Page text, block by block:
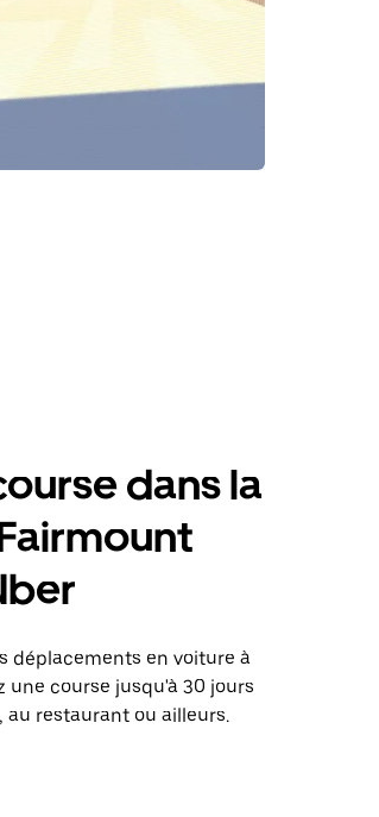
dans la
déplacements en voiture à
une course jusqu'à 30 jours
au restaurant ou ailleurs.